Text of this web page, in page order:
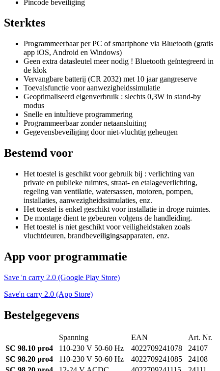
Pincode beveiliging
Sterktes
Programmeerbaar per PC of smartphone via Bluetooth (gratis
app iOS, Android en Windows)
Geen extra datasleutel meer nodig ! Bluetooth geïntegreerd in
de klok
Vervangbare batterij (CR 2032) met 10 jaar gangreserve
Toevalsfunctie voor aanwezigheidssimulatie
Geoptimaliseerd eigenverbruik : slechts 0,3W in stand-by
modus
Snelle en intuÏtieve programmering
Programmeerbaar zonder netaansluiting
Gegevensbeveiliging door niet-vluchtig geheugen
Bestemd voor
Het toestel is geschikt voor gebruik bij : verlichting van
private en publieke ruimtes, straat- en etalageverlichting,
regeling van ventilatie, watersassen, motoren, pompen,
installaties, aanwezigheidssimulaties, enz.
Het toestel is enkel geschikt voor installatie in droge ruimtes.
De montage dient te gebeuren volgens de handleiding.
Het toestel is niet geschikt voor veiligheidstaken zoals
vluchtdeuren, brandbeveiligingsapparaten, enz.
App voor programmatie
Save 'n carry 2.0 (Google Play Store)
Save'n carry 2.0 (App Store)
Bestelgegevens
Spanning EAN
Art. Nr.
SC 98.10 pro4
110-230 V 50-60 Hz 4022709241078
24107
SC 98.20 pro4
110-230 V 50-60 Hz 4022709241085
24108